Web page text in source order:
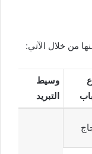
من خلال الآتي:
وسيط
التبريد